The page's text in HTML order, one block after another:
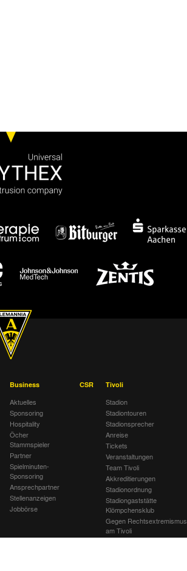
Business
Aktuelles
Sponsoring
Hospitality
Öcher
Stammspieler
Partner
Spielminuten-
Sponsoring
Ansprechpartner
Stellenanzeigen
Jobbörse
CSR
Tivoli
Stadion
Stadiontouren
Stadionsprecher
Anreise
Tickets
Veranstaltungen
Team Tivoli
Akkreditierungen
Stadionordnung
Stadiongaststätte
Klömpchensklub
Gegen Rechtsextremismus
am Tivoli